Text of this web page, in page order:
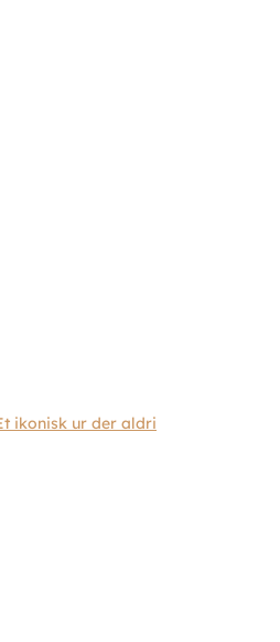
ikonisk ur der aldri